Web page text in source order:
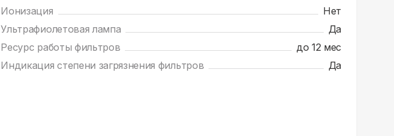
Ионизация
Нет
Ультрафиолетовая лампа
Да
Ресурс работы фильтров
до 12 мес
Индикация степени загрязнения фильтров
Да